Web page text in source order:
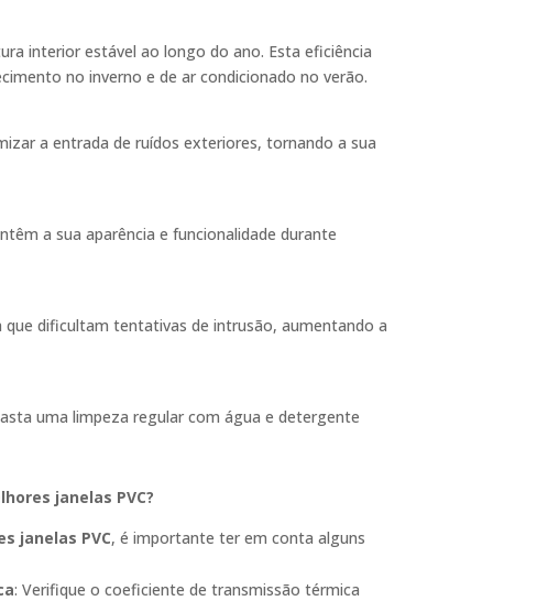
interior estável ao longo do ano. Esta eficiência
no inverno e de ar condicionado no verão.
a entrada de ruídos exteriores, tornando a sua
a sua aparência e funcionalidade durante
dificultam tentativas de intrusão, aumentando a
uma limpeza regular com água e detergente
janelas PVC?
janelas PVC, é importante ter em conta alguns
: Verifique o coeficiente de transmissão térmica